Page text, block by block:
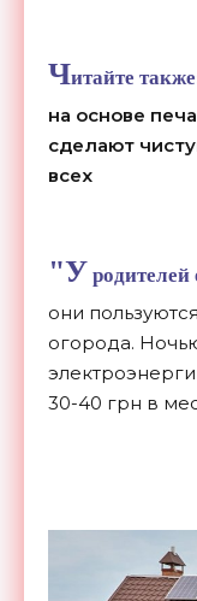
Читайте
на основе
сделают
всех
"Уродителей
они
огорода.
30-40 грн в